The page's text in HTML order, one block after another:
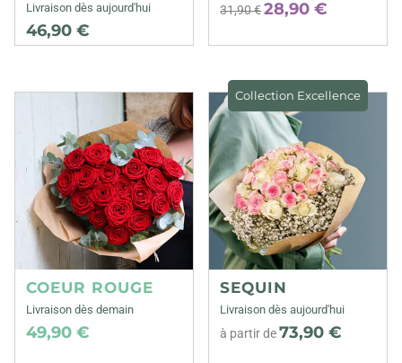
Livraison dès aujourd'hui
46,90 €
31,90 €28,90 €
COEUR ROUGE
Livraison dès demain
49,90 €
Collection Excellence
SEQUIN
Livraison dès aujourd'hui
à partir de73,90 €